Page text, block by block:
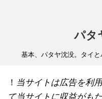
パタ
基本、パタヤ沈没。タイと
！ 当サイトは広告を利
て当サイトに収益がも